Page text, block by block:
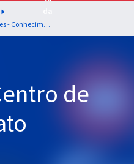
principais
CPCRC PA - Centro de Perícias Renato Chaves - Conhecimentos Específicos para Perito Criminal - Formação: Administração (Pré-Edital)
de